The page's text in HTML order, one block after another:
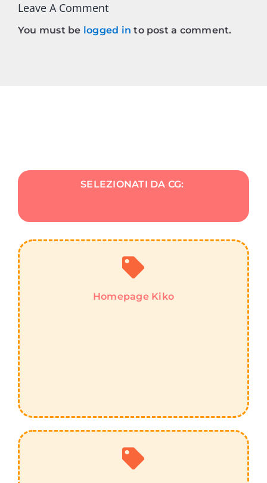
Leave A Comment
You must be logged in to post a comment.
SELEZIONATI DA CG:
Homepage Kiko